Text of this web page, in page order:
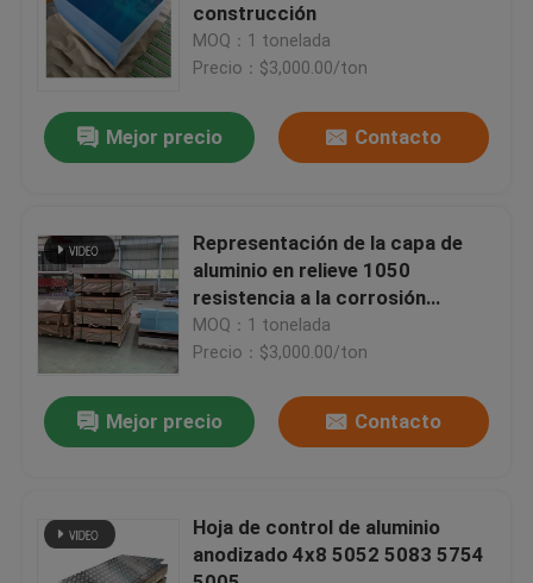
Videos
Sobre nosotros
Control de Calidad
Contacto
noticias
Solicitar una cotización
construcción
MOQ：1 tonelada
Precio：$3,000.00/ton
Mejor precio Contacto
Representación de la capa de
aluminio en relieve 1050
resistencia a la corrosión
resistencia al desgaste
MOQ：1 tonelada
Precio：$3,000.00/ton
Mejor precio Contacto
Hoja de control de aluminio
anodizado 4x8 5052 5083 5754